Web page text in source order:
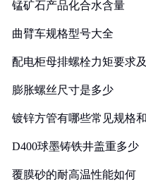
锰矿石产品化合水含量
曲臂车规格型号大全
配电柜母排螺栓力矩要求
膨胀螺丝尺寸是多少
镀锌方管有哪些常见规格
D400球墨铸铁井盖重多少
覆膜砂的耐高温性能如何